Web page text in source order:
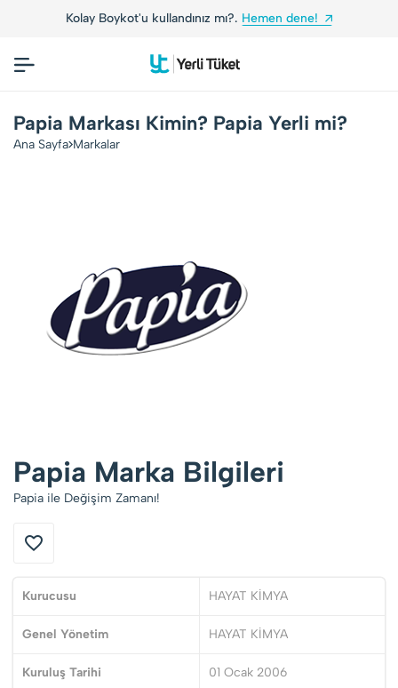
Kolay Boykot'u kullandınız mı?. Hemen dene!
Papia Markası Kimin? Papia Yerli mi?
Ana Sayfa Markalar
Papia Marka Bilgileri
Papia ile Değişim Zamanı!
Kurucusu HAYAT KİMYA
Genel Yönetim HAYAT KİMYA
Kuruluş Tarihi 01 Ocak 2006